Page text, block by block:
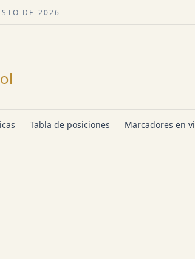
DE 2026
Tabla de posiciones Marcadores en